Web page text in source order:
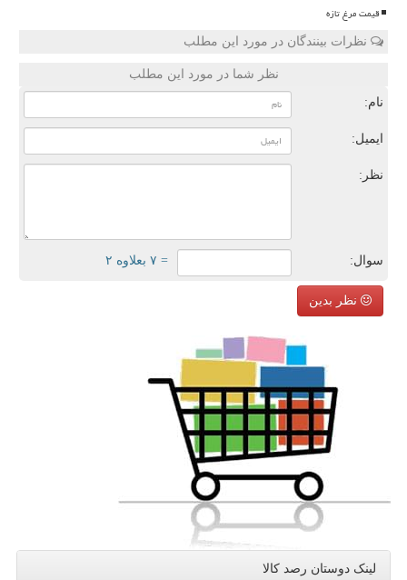
قیمت مرغ تازه
نظرات بینندگان در مورد این مطلب
نظر شما در مورد این مطلب
نام:
ایمیل:
نظر:
سوال: = ۷ بعلاوه ۲
نظر بدین
لینک دوستان رصد كالا